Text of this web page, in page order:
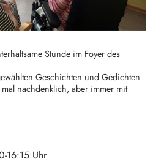
Stunde im Foyer des
Geschichten und Gedichten
nachdenklich, aber immer mit
16:15 Uhr